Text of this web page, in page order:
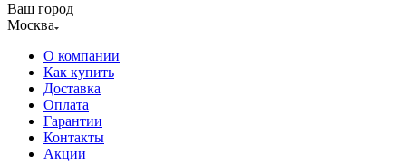
Ваш город
Москва
О компании
Как купить
Доставка
Оплата
Гарантии
Контакты
Акции